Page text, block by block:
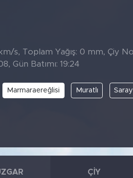
s, Toplam Yağış: 0 mm, Çiy
Gün Batımı: 19:24
Marmaraereğlisi Muratlı Saray
ÇIY